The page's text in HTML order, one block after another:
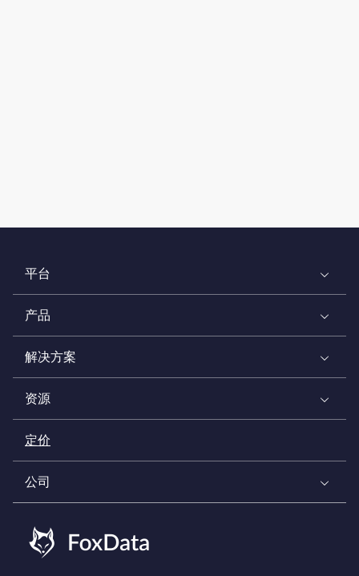
平台
产品
解决方案
资源
定价
公司